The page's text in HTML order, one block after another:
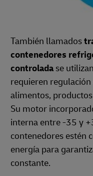
También llamados
contenedores
controlada se
requieren
alimentos,
Su motor
interna entre -35 y
contenedores estén
energía para
constante.